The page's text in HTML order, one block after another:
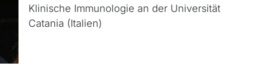
Klinische Immunologie an der Universität
Catania (Italien)